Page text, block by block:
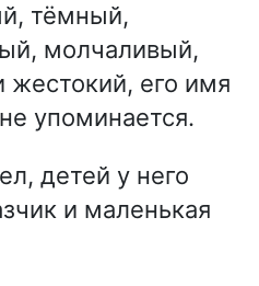
тёмный,
молчаливый,
жестокий, его имя
упоминается.
детей у него
и маленькая